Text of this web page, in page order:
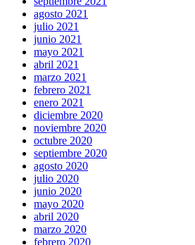
agosto 2021
julio 2021
junio 2021
mayo 2021
abril 2021
marzo 2021
febrero 2021
enero 2021
diciembre 2020
noviembre 2020
octubre 2020
septiembre 2020
agosto 2020
julio 2020
junio 2020
mayo 2020
abril 2020
marzo 2020
febrero 2020